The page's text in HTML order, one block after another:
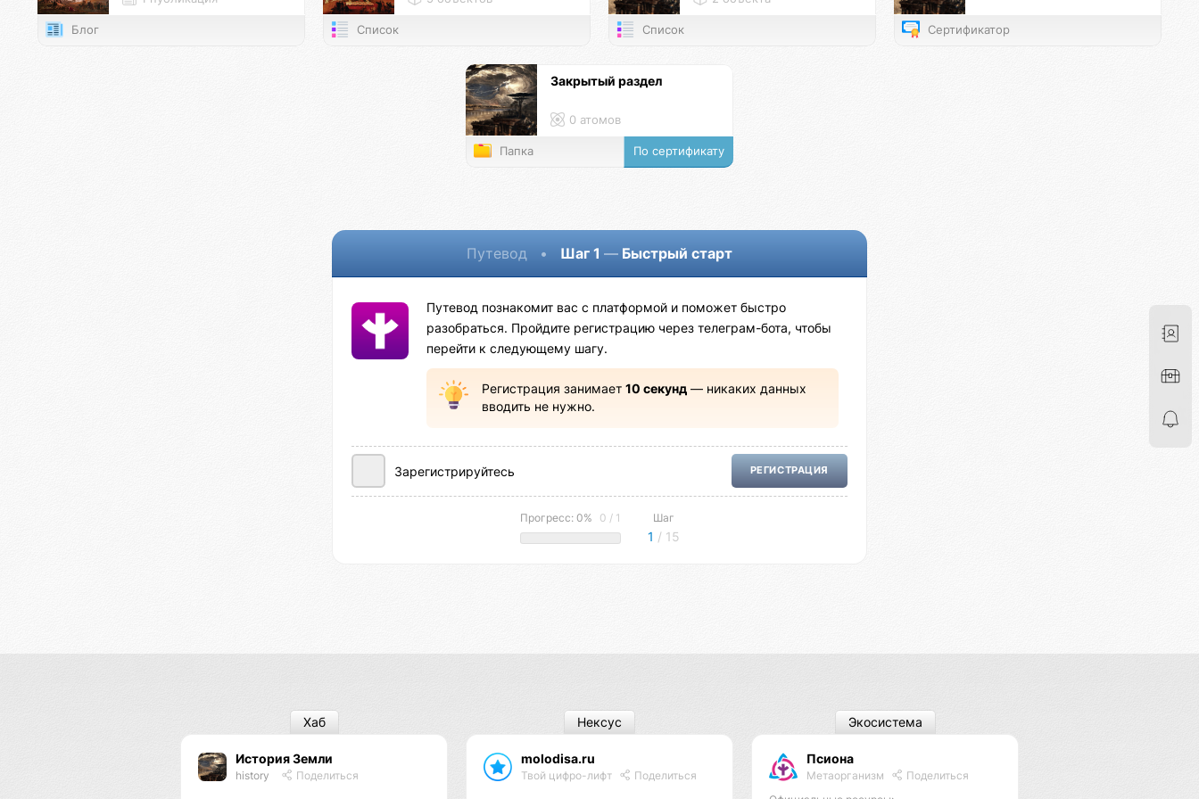
Блог Список Список Сертификатор
Закрытый раздел
0 атомов
Папка По сертификату
Путевод • Шаг 1 — Быстрый старт
Путевод познакомит вас с платформой и поможет быстро
разобраться. Пройдите регистрацию через телеграм-бота, чтобы
перейти к следующему шагу.
Регистрация занимает 10 секунд— никаких данных
вводить не нужно.
Зарегистрируйтесь РЕГИСТРАЦИЯ
Прогресс: 0% 0 / 1 Шаг
1 / 15
История Земли
history Поделиться
Хаб
molodisa.ru
Твой цифро-лифт Поделиться
Нексус
Псиона
Метаорганизм
Поделиться
Экосистема